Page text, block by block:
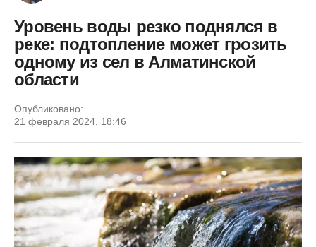
Уровень воды резко поднялся в
реке: подтопление может грозить
одному из сел в Алматинской
области
Опубликовано:
21 февраля 2024, 18:46